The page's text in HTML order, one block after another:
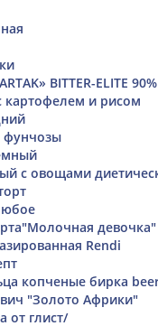
BITTER-ELITE 90%
и рисом
фунчозы
с овощами
девочка"
Rendi
копченые бирка
"Золото Африки"
от глист/